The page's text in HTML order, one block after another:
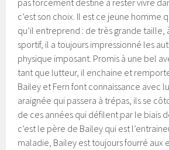
pas forcément destiné à rester vivre
c’est son choix. Il est ce jeune homme
qu’il entreprend : de très grande taille,
sportif, il a toujours impressionné les
physique imposant. Promis à une bel
tant que lutteur, il enchaine et
Bailey et Fern font connaissance avec
araignée qui passera à trépas, ils se
de ces années qui défilent par le biais
c’est le père de Bailey qui est
maladie, Bailey est toujours fourré aux